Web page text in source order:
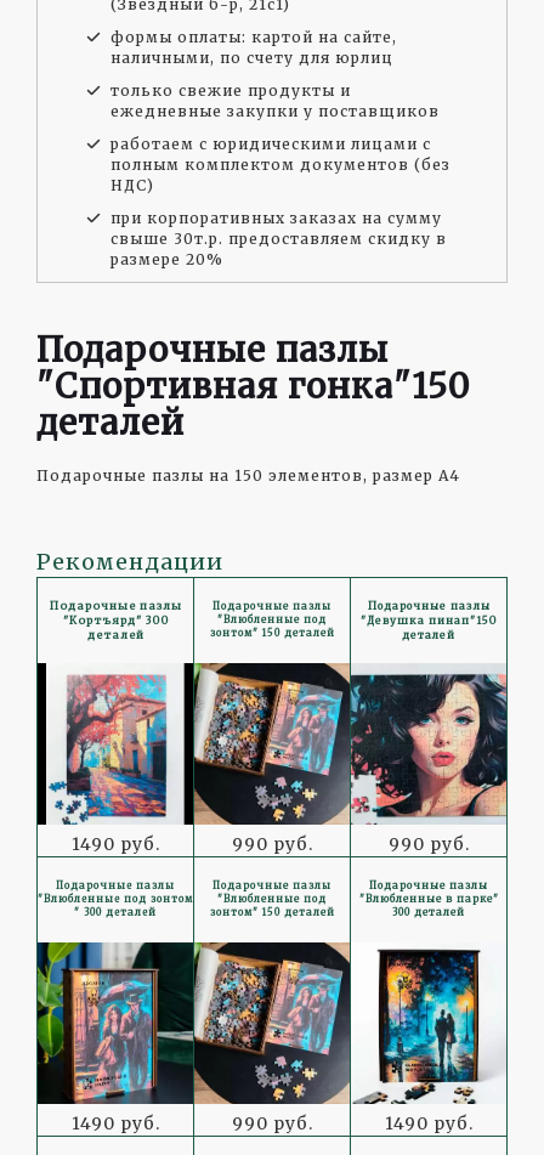
Подарочные пазлы
"Спортивная гонка"150
деталей
Подарочные пазлы на 150 элементов, размер А4
Рекомендации
Подарочные пазлы
"Кортъярд" 300
деталей
1490 руб.
Подарочные пазлы
"Влюбленные под
зонтом" 150 деталей
990 руб.
Подарочные пазлы
"Девушка пинап"150
деталей
990 руб.
Подарочные пазлы
"Влюбленные под зонтом
" 300 деталей
1490 руб.
Подарочные пазлы
"Влюбленные под
зонтом" 150 деталей
990 руб.
Подарочные пазлы
"Влюбленные в парке"
300 деталей
1490 руб.
(Звездный б-р, 21с1)
формы оплаты: картой на сайте,
наличными, по счету для юрлиц
только свежие продукты и
ежедневные закупки у поставщиков
работаем с юридическими лицами с
полным комплектом документов (без
НДС)
при корпоративных заказах на сумму
свыше 30т.р. предоставляем скидку в
размере 20%